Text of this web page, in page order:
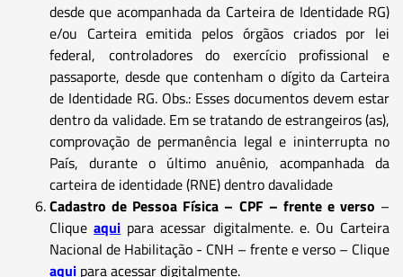
desde que acompanhada da Carteira de Identidade RG)
e/ou Carteira emitida pelos órgãos criados por lei
federal, controladores do exercício profissional e
passaporte, desde que contenham o dígito da Carteira
de Identidade RG. Obs.: Esses documentos devem estar
dentro da validade. Em se tratando de estrangeiros (as),
comprovação de permanência legal e ininterrupta no
País, durante o último anuênio, acompanhada da
carteira de identidade (RNE) dentro davalidade
Cadastro de Pessoa Física – CPF – frente e verso –
Cliqueaqui para acessar digitalmente. e. Ou Carteira
Nacional de Habilitação - CNH – frente e verso – Clique
aqui para acessar digitalmente.